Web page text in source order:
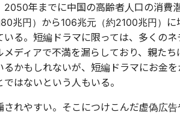
2050年までに中国の高齢者人口の消費
兆円）から106兆元（約2100兆円）に
いる。短編ドラマに限っては、多くのネ
メディアで不満を漏らしており、親たち
るかもしれないが、短編ドラマにお金を
はないという人もいる。
されやすい。そこにつけこんだ虚偽広告